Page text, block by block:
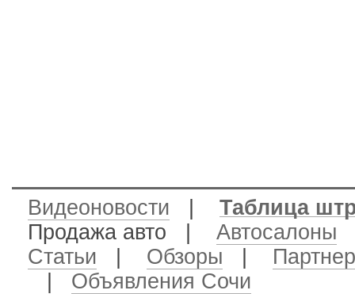
Видеоновости
Таблица
Продажа авто
Автосалоны
Статьи
Обзоры
Объявления Сочи